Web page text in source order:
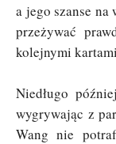
a jego szanse na
przeżywać
kolejnymi
Niedługo
wygrywając z
Wang nie